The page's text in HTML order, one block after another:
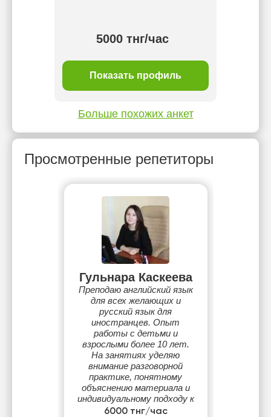
5000 тнг/час
Показать профиль
Больше похожих анкет
Просмотренные репетиторы
Гульнара Каскеева
Преподаю английский язык
для всех желающих и
русский язык для
иностранцев. Опыт
работы с детьми и
взрослыми более 10 лет.
На занятиях уделяю
внимание разговорной
практике, понятному
объяснению материала и
индивидуальному подходу к
каждому ученику.
6000 тнг/час